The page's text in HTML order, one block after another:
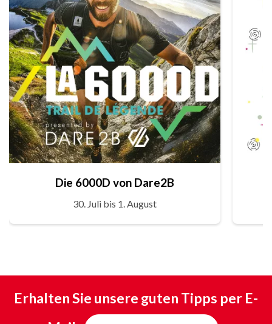
Die 6000D von Dare2B
30. Juli bis 1. August
Erhalten Sie unsere guten Tipps per E-